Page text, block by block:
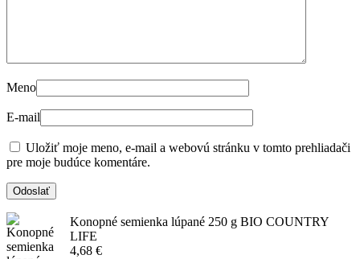
Meno
E-mail
Uložiť moje meno, e-mail a webovú stránku v tomto prehliadači
pre moje budúce komentáre.
Konopné semienka lúpané 250 g BIO COUNTRY
LIFE
4,68 €